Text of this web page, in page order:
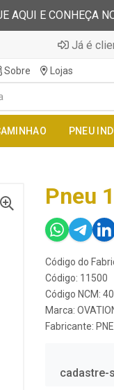
AQUI E CONHEÇA
Já é
Sobre Lojas
PNEU
Pneu
Código do
Código: 11500
Código NCM:
Marca:
Fabricante:
cadastre-